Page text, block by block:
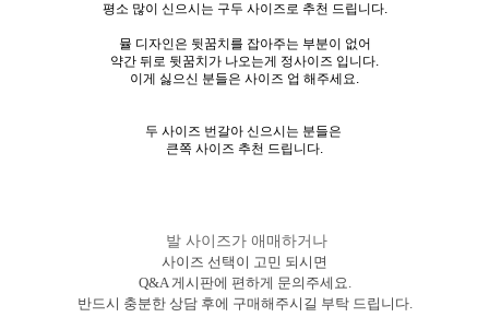
평소 많이 신으시는 구두 사이즈로 추천 드립니다.
뮬 디자인은 뒷꿈치를 잡아주는 부분이 없어
약간 뒤로 뒷꿈치가 나오는게 정사이즈 입니다.
이게 싫으신 분들은 사이즈 업 해주세요.
두 사이즈 번갈아 신으시는 분들은
큰쪽 사이즈 추천 드립니다.
발 사이즈가 애매하거나
사이즈 선택이 고민 되시면
Q&A 게시판에 편하게 문의주세요.
반드시 충분한 상담 후에 구매해주시길 부탁 드립니다.